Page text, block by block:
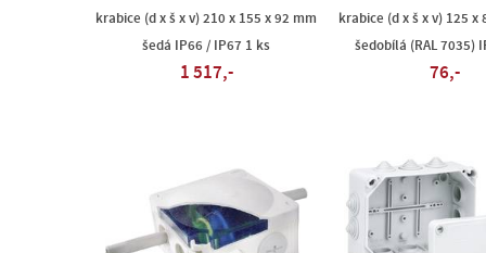
krabice (d x š x v) 210 x 155 x 92 mm
šedá IP66 / IP67 1 ks
1 517,-
krabice (d x š x v) 125 x
šedobílá (RAL 7035)
76,-